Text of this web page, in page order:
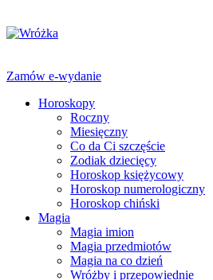
Zamów e-wydanie
Horoskopy
Roczny
Miesięczny
Co da Ci szczęście
Zodiak dziecięcy
Horoskop księżycowy
Horoskop numerologiczny
Horoskop chiński
Magia
Magia imion
Magia przedmiotów
Magia na co dzień
Wróżby i przepowiednie